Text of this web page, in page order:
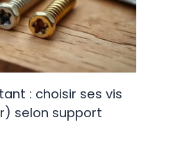
: choisir ses vis
selon support